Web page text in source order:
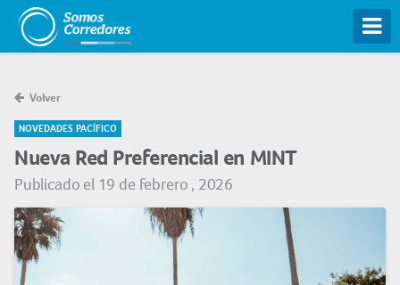
Volver
NOVEDADES PACÍFICO
Nueva Red Preferencial en MINT
Publicado el 19 de febrero , 2026